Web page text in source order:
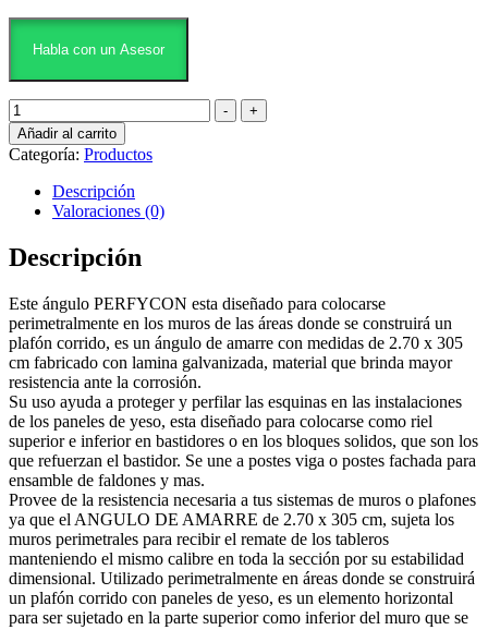
Habla con un Asesor
Añadir al carrito
Categoría: Productos
Descripción
Valoraciones (0)
Descripción
Este ángulo PERFYCON esta diseñado para colocarse
perimetralmente en los muros de las áreas donde se construirá un
plafón corrido, es un ángulo de amarre con medidas de 2.70 x 305
cm fabricado con lamina galvanizada, material que brinda mayor
resistencia ante la corrosión.
Su uso ayuda a proteger y perfilar las esquinas en las instalaciones
de los paneles de yeso, esta diseñado para colocarse como riel
superior e inferior en bastidores o en los bloques solidos, que son los
que refuerzan el bastidor. Se une a postes viga o postes fachada para
ensamble de faldones y mas.
Provee de la resistencia necesaria a tus sistemas de muros o plafones
ya que el ANGULO DE AMARRE de 2.70 x 305 cm, sujeta los
muros perimetrales para recibir el remate de los tableros
manteniendo el mismo calibre en toda la sección por su estabilidad
dimensional. Utilizado perimetralmente en áreas donde se construirá
un plafón corrido con paneles de yeso, es un elemento horizontal
para ser sujetado en la parte superior como inferior del muro que se